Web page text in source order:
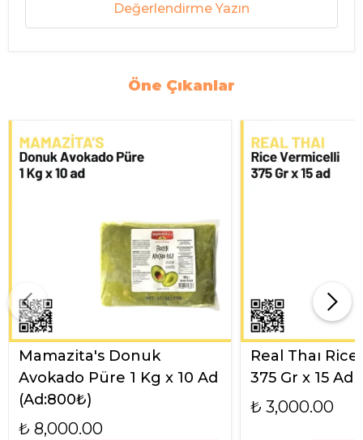
Değerlendirme Yazın
Öne Çıkanlar
Mamazita's Donuk
Avokado Püre 1 Kg x 10 Ad
(Ad:800₺)
₺ 8,000.00
Real Thaı
375 Gr x 15 Ad
₺ 3,000.00